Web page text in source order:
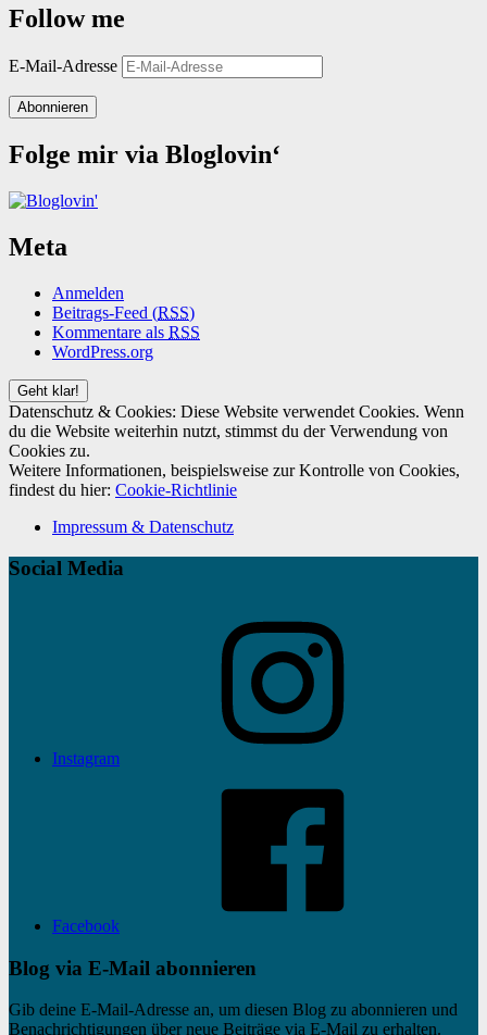
Follow me
E-Mail-Adresse
Abonnieren
Folge mir via Bloglovin‘
Meta
Anmelden
Beitrags-Feed (RSS)
Kommentare als RSS
WordPress.org
Datenschutz & Cookies: Diese Website verwendet Cookies. Wenn
du die Website weiterhin nutzt, stimmst du der Verwendung von
Cookies zu.
Weitere Informationen, beispielsweise zur Kontrolle von Cookies,
findest du hier: Cookie-Richtlinie
Impressum & Datenschutz
Social Media
Instagram
Facebook
Blog via E-Mail abonnieren
Gib deine E-Mail-Adresse an, um diesen Blog zu abonnieren und
Benachrichtigungen über neue Beiträge via E-Mail zu erhalten.